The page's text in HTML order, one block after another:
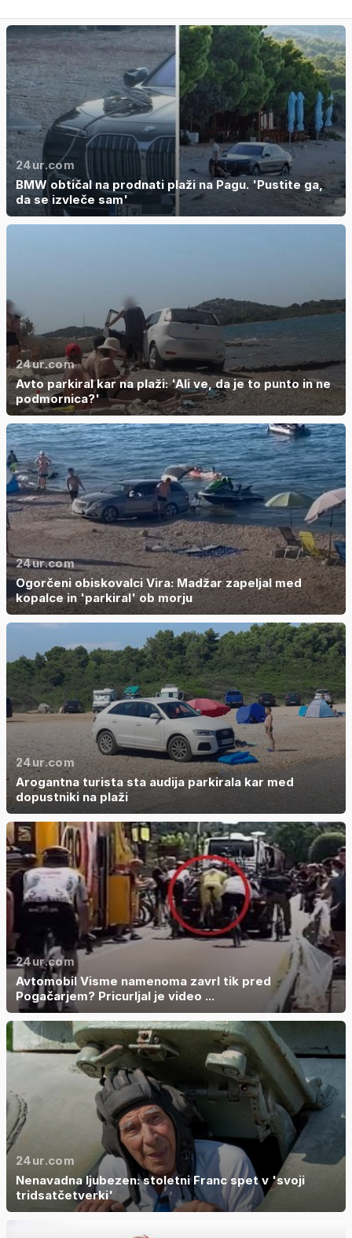
24ur.com
BMW obtičal na prodnati plaži na Pagu. 'Pustite ga,
da se izvleče sam'
24ur.com
Avto parkiral kar na plaži: 'Ali ve, da je to punto in ne
podmornica?'
24ur.com
Ogorčeni obiskovalci Vira: Madžar zapeljal med
kopalce in 'parkiral' ob morju
24ur.com
Arogantna turista sta audija parkirala kar med
dopustniki na plaži
24ur.com
Avtomobil Visme namenoma zavrl tik pred
Pogačarjem? Pricurljal je video ...
24ur.com
Nenavadna ljubezen: stoletni Franc spet v 'svoji
tridsatčetverki'